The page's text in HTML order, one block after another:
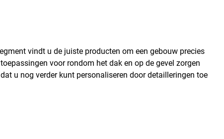
vindt u de juiste producten om een gebouw precies
voor rondom het dak en op de gevel zorgen
u nog verder kunt personaliseren door detailleringen toe